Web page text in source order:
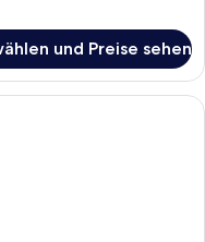
und Preise sehen
mit einem Bett,